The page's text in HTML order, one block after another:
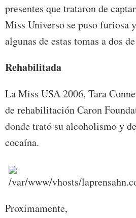
presentes que trataron de
Miss Universo se puso furiosa
algunas de estas tomas a dos
Rehabilitada
La Miss USA 2006, Tara
de rehabilitación Caron
donde trató su alcoholismo y
cocaína.
Proximamente,